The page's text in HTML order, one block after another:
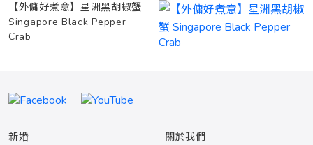
【外傭好煮意】星洲黑胡椒蟹
Singapore Black Pepper
Crab
新婚
關於我們